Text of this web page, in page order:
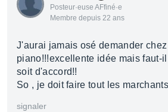
Posteur·euse AFfiné·e
Membre depuis 22 ans
J'aurai jamais osé demander
piano!!!excellente idée mais faut-
soit d'accord!!
So , je doit faire tout les
signaler